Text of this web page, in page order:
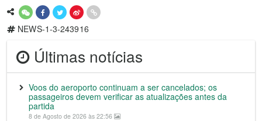
NEWS-1-3-243916
Últimas notícias
Voos do aeroporto continuam a ser cancelados; os
passageiros devem verificar as atualizações antes da
partida
8 de Agosto de 2026 às 22:56